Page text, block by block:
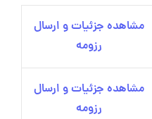
مشاهده جزئیات و ارسال
رزومه
مشاهده جزئیات و ارسال
رزومه